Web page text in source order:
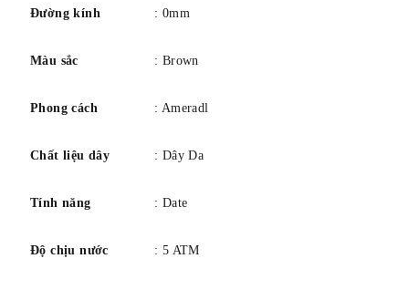
Loại pha lê: Sapphire, cong
Mở lại: Đã đóng
QUAY SỐ
Tay: Hình kiếm
Đường kính : 0mm
Màu sắc : Brown
Phong cách : Ameradl
Chất liệu dây : Dây Da
Tính năng : Date
Độ chịu nước : 5 ATM